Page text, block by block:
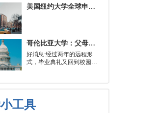
Python、微积分和计算机科
学相关课程。
三月疯狂启发的健康和科学
领域最佳创新线上锦标赛。
美国纽约大学全球申请群体规模不断扩大
哥伦比亚大学：父母参加毕业典礼可以做什么？
好消息:经过两年的远程形
式，毕业典礼又回到校园了!
旅行，或者如果你想和你的
朋友们共度时光，也许你可
工具